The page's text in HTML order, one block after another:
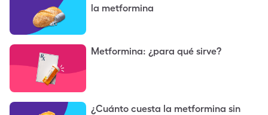
la metformina
Metformina: ¿para qué sirve?
¿Cuánto cuesta la metformina sin